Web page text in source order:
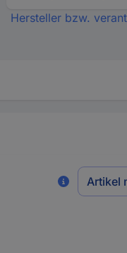
Hersteller bzw.
Artikel